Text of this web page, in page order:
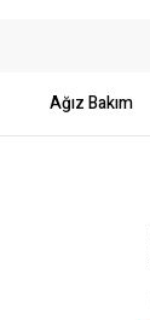
Ağız Bakım